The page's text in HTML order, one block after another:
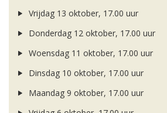
Vrijdag 13 oktober, 17.00 uur
Donderdag 12 oktober, 17.00 uur
Woensdag 11 oktober, 17.00 uur
Dinsdag 10 oktober, 17.00 uur
Maandag 9 oktober, 17.00 uur